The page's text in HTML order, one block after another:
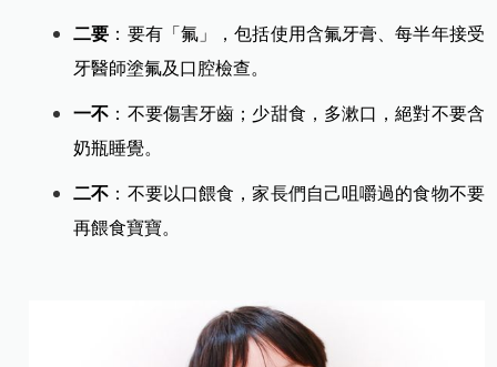
二要 ：要有「氟」，包括使用含氟牙膏、每半年接受
牙醫師塗氟及口腔檢查。
一不 ：不要傷害牙齒；少甜食，多漱口，絕對不要含
奶瓶睡覺。
二不 ：不要以口餵食，家長們自己咀嚼過的食物不要
再餵食寶寶。